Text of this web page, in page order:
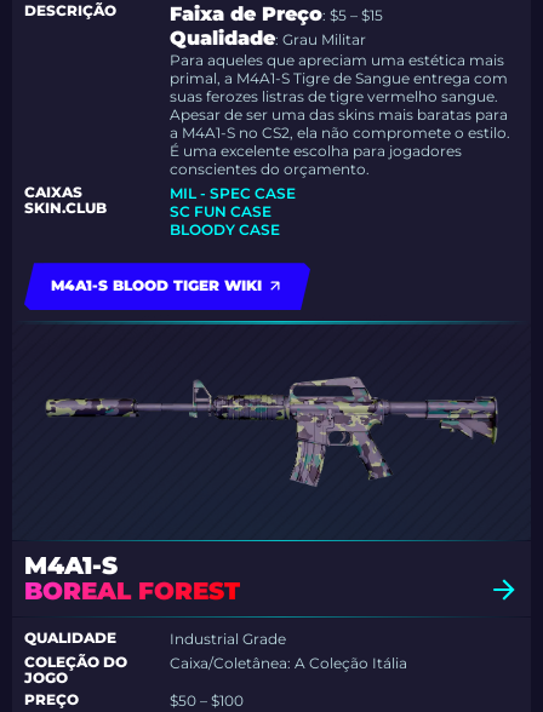
DESCRIÇÃO
Faixa de Preço: $5 – $15
Qualidade: Grau Militar
Para aqueles que apreciam uma estética mais
primal, a M4A1-S Tigre de Sangue entrega com
suas ferozes listras de tigre vermelho sangue.
Apesar de ser uma das skins mais baratas para
a M4A1-S no CS2, ela não compromete o estilo.
É uma excelente escolha para jogadores
conscientes do orçamento.
CAIXAS
SKIN.CLUB
MIL - SPEC CASE
SC FUN CASE
BLOODY CASE
M4A1-S BLOOD TIGER WIKI
M4A1-S
BOREAL FOREST
QUALIDADE
Industrial Grade
COLEÇÃO DO
JOGO
Caixa/Coletânea: A Coleção Itália
PREÇO
$50 – $100